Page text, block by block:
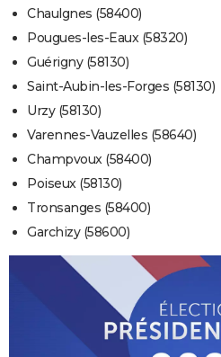
Chaulgnes (58400)
Pougues-les-Eaux (58320)
Guérigny (58130)
Saint-Aubin-les-Forges (58130)
Urzy (58130)
Varennes-Vauzelles (58640)
Champvoux (58400)
Poiseux (58130)
Tronsanges (58400)
Garchizy (58600)